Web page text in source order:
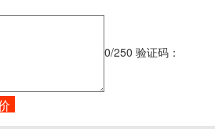
0/250 验证码：